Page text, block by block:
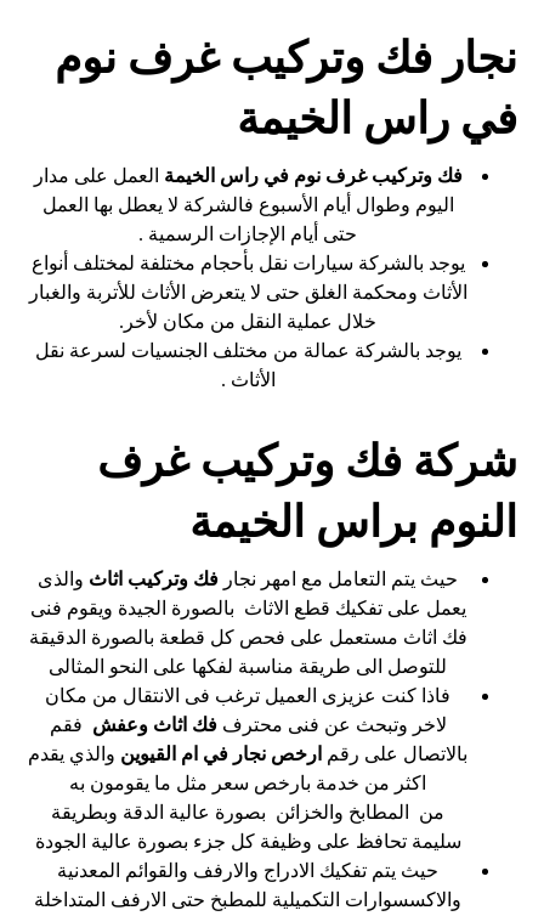
نجار فك وتركيب غرف نوم
في راس الخيمة
فك وتركيب غرف نوم في راس الخيمة العمل على مدار
اليوم وطوال أيام الأسبوع فالشركة لا يعطل بها العمل
حتى أيام الإجازات الرسمية .
يوجد بالشركة سيارات نقل بأحجام مختلفة لمختلف أنواع
الأثاث ومحكمة الغلق حتى لا يتعرض الأثاث للأتربة والغبار
خلال عملية النقل من مكان لأخر.
يوجد بالشركة عمالة من مختلف الجنسيات لسرعة نقل
الأثاث .
شركة فك وتركيب غرف
النوم براس الخيمة
حيث يتم التعامل مع امهر نجار فك وتركيب اثاث والذى
يعمل على تفكيك قطع الاثاث بالصورة الجيدة ويقوم فنى
فك اثاث مستعمل على فحص كل قطعة بالصورة الدقيقة
للتوصل الى طريقة مناسبة لفكها على النحو المثالى
فاذا كنت عزيزى العميل ترغب فى الانتقال من مكان
لاخر وتبحث عن فنى محترففك اثاث وعفش فقم
بالاتصال على رقم ارخص نجار في ام القيوين والذي يقدم
اكثر من خدمة بارخص سعر مثل ما يقومون به
من المطابخ والخزائن بصورة عالية الدقة وبطريقة
سليمة تحافظ على وظيفة كل جزء بصورة عالية الجودة
حيث يتم تفكيك الادراج والارفف والقوائم المعدنية
والاكسسوارات التكميلية للمطبخ حتى الارفف المتداخلة